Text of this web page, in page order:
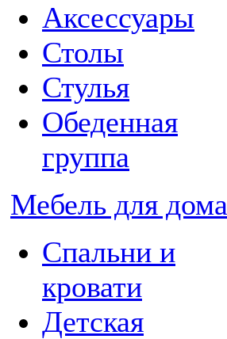
Аксессуары
Столы
Стулья
Обеденная
группа
Мебель для дома
Спальни и
кровати
Детская